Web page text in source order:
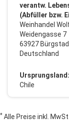
verantw.
(Abfüller bzw.
Weinhandel
Weidengasse 7
63927
Deutschland
Ursprungsland:
Chile
* Alle Preise inkl. MwSt